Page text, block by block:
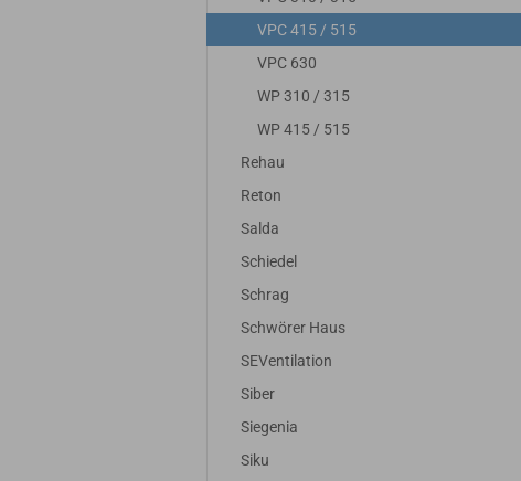
VPC 415 / 515
VPC 630
WP 310 / 315
WP 415 / 515
Rehau
Reton
Salda
Schiedel
Schrag
Schwörer Haus
SEVentilation
Siber
Siegenia
Siku